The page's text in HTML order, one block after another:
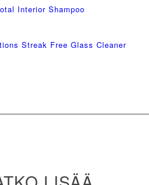
Interior Shampoo
Streak Free Glass Cleaner